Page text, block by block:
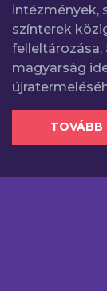
intézmények,
színterek
felleltározása,
magyarság
TOVÁBB